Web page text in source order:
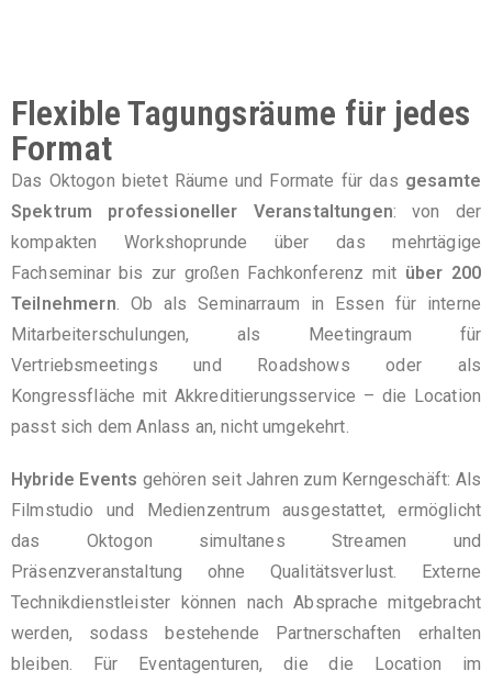
Flexible Tagungsräume für jedes
Format
Das Oktogon bietet Räume und Formate für das gesamte
Spektrum professioneller Veranstaltungen: von der
kompakten Workshoprunde über das mehrtägige
Fachseminar bis zur großen Fachkonferenz mit über 200
Teilnehmern . Ob als Seminarraum in Essen für interne
Mitarbeiterschulungen, als Meetingraum für
Vertriebsmeetings und Roadshows oder als
Kongressfläche mit Akkreditierungsservice – die Location
passt sich dem Anlass an, nicht umgekehrt.
Hybride Events gehören seit Jahren zum Kerngeschäft: Als
Filmstudio und Medienzentrum ausgestattet, ermöglicht
das Oktogon simultanes Streamen und
Präsenzveranstaltung ohne Qualitätsverlust. Externe
Technikdienstleister können nach Absprache mitgebracht
werden, sodass bestehende Partnerschaften erhalten
bleiben. Für Eventagenturen, die die Location im